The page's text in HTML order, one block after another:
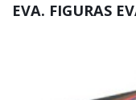
EVA. FIGURAS